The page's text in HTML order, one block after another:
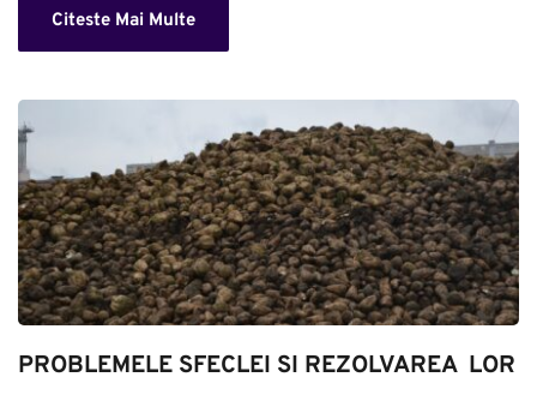
Citeste Mai Multe
PROBLEMELE SFECLEI SI REZOLVAREA  LOR